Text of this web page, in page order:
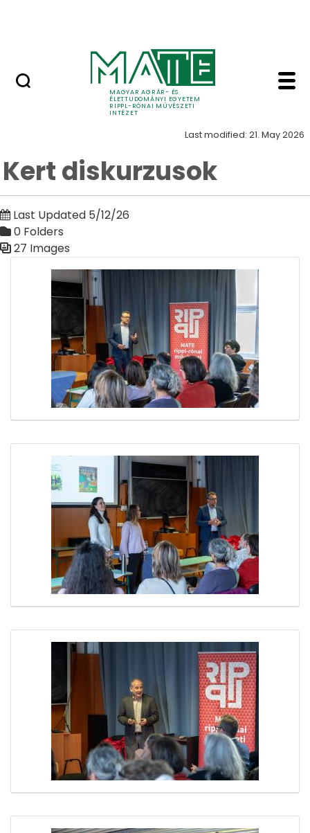
MAGYAR AGRÁR- ÉS
ÉLETTUDOMÁNYI EGYETEM
RIPPL-RÓNAI MŰVÉSZETI
INTÉZET
Kert diskurzusok
Kert
Last modified: 21. May 2026
Kert diskurzusok
Last Updated 5/12/26
0 Folders
27 Images